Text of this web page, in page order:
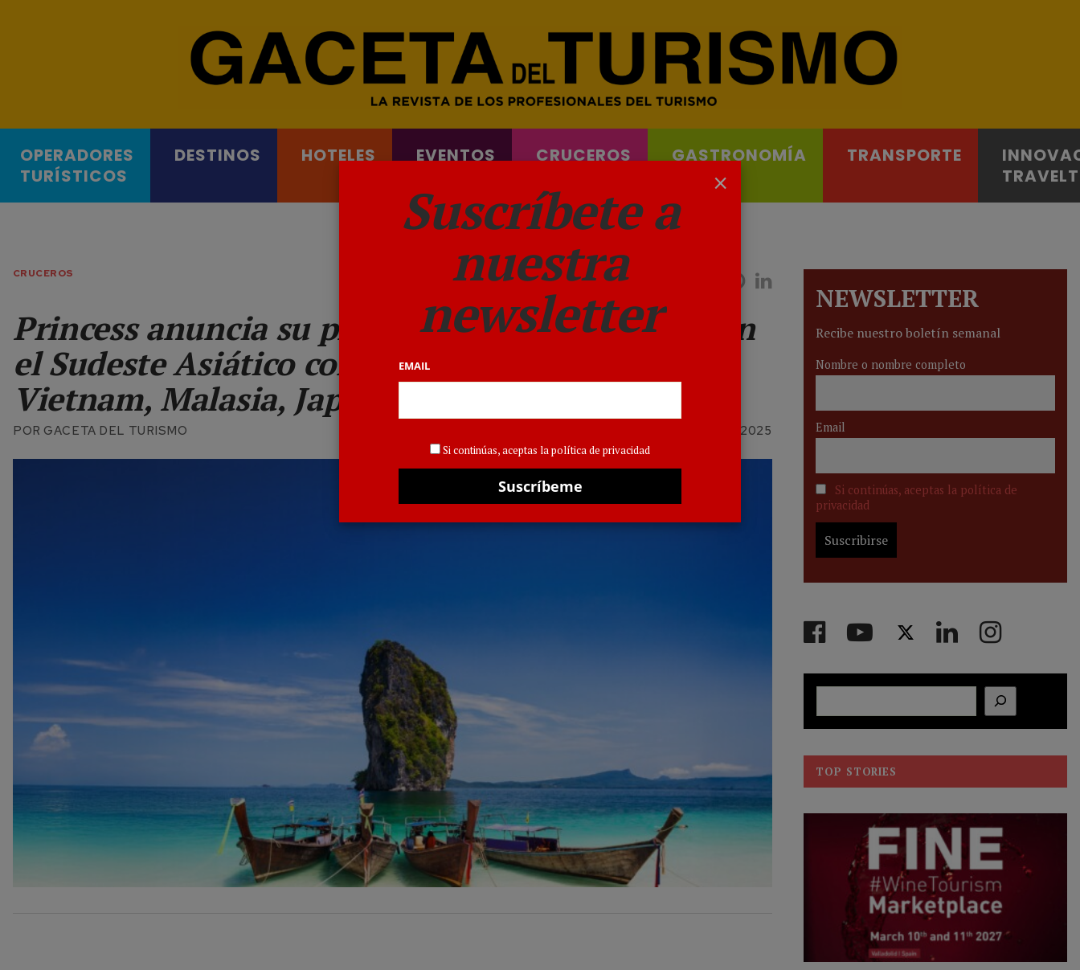
OPERADORES
TURÍSTICOS
DESTINOS HOTELES EVENTOS
CRUCEROS
GASTRONOMÍA TRANSPORTE
CRUCEROS
Princess anuncia su programa para 2026-2027 en
el Sudeste Asiático con viajes a Tailandia,
Vietnam, Malasia, Japón y mucho más
POR GACETA DEL TURISMO 4 ABRIL 2025
NEWSLETTER
Recibe nuestro boletín semanal
Nombre o nombre completo
Email
Si continúas, aceptas la política de
privacidad
TOP STORIES
×
Suscríbete a
nuestra
newsletter
EMAIL
Si continúas, aceptas la política de privacidad